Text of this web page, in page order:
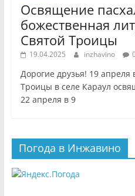
Освящение
божественная
Святой Троицы
19.04.2025 inzhavino
Дорогие друзья! 19 апреля
Троицы в селе Караул
22 апреля в 9
Погода в Инжавино